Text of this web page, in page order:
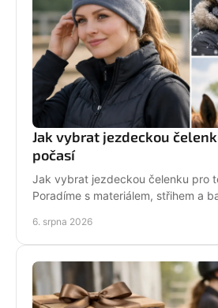
Jak vybrat jezdeckou
počasí
Jak vybrat jezdeckou čelenku pro
Poradíme s materiálem, střihem a
6. srpna 2026